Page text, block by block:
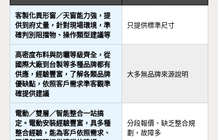
客製化異形窗／天窗能力強，提
供到府丈量，針對現場環境，準
確判別阻擋物、操作類型建議等
只提供標準尺寸
高密度布料與防曬等級齊全，從
國際大廠到台製等多種品牌都有
供應，經驗豐富，了解各類品牌
優缺點，依照客戶需求準客觀準
確提供建議
大多無品牌來源說明
電動／雙層／智能整合一站搞
定。電動安裝經驗豐富，具多種
整合經驗，能為客戶依照需求、
分段報價、缺乏整合規
劃，故障多